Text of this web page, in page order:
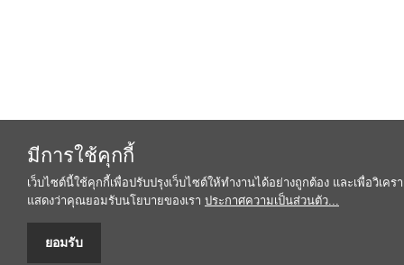
มีการใช้คุกกี้
เว็บไซต์นี้ใช้คุกกี้เพื่อปรับปรุงเว็บไซต์ให้ทำงานได้อย่างถูกต้อง และเพื่อวิเคร
แสดงว่าคุณยอมรับนโยบายของเรา ประกาศความเป็นส่วนตัว...
ยอมรับ